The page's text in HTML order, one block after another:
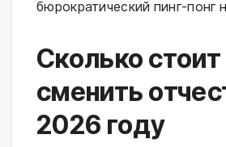
бюрократический пинг-понг
Сколько стоит
сменить
2026 году